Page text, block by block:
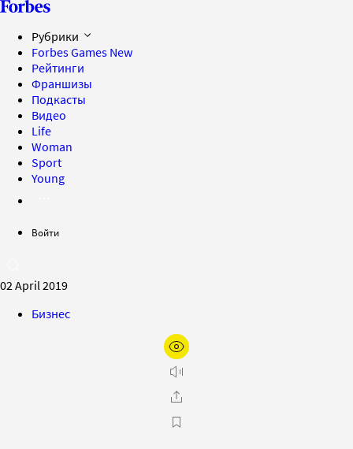
Рубрики
Forbes Games New
Рейтинги
Франшизы
Подкасты
Видео
Life
Woman
Sport
Young
Войти
02 April 2019
Бизнес